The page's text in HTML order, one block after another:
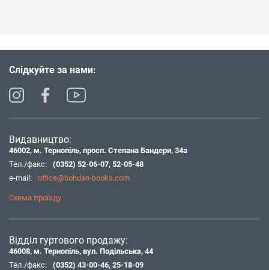
Слідкуйте за нами:
Видавництво:
46002, м. Тернопіль, просп. Степана Бандери, 34а
Тел./факс:
(0352) 52-06-07, 52-05-48
e-mail:
office@bohdan-books.com
Схема проїзду
Відділ гуртового продажу:
46008, м. Тернопіль, вул. Подільська, 44
Тел./факс:
(0352) 43-00-46, 25-18-09